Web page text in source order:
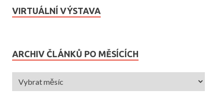
VIRTUÁLNÍ VÝSTAVA
ARCHIV ČLÁNKŮ PO MĚSÍCÍCH